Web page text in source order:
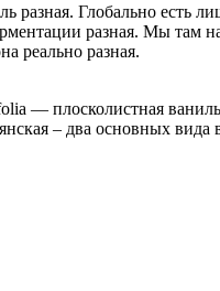
разная. Глобально есть
разная. Мы там
реально разная.
— плосколистная
– два основных